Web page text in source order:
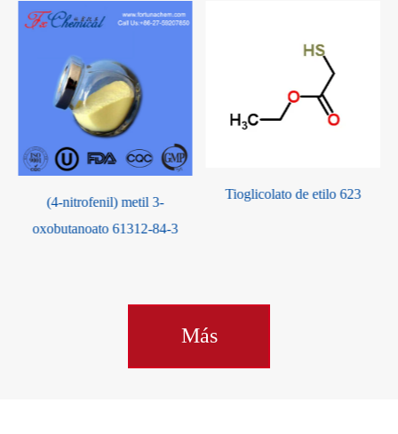
(4-nitrofenil) metil 3-
oxobutanoato 61312-84-3
Tioglicolato de etilo 623
Más